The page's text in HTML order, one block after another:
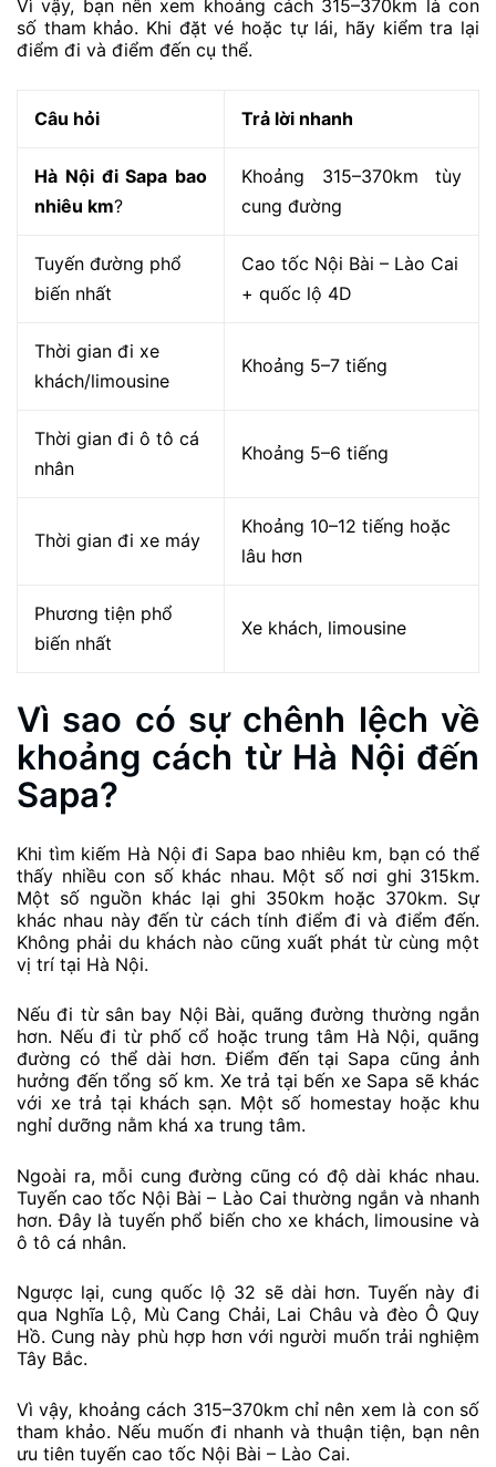
Vì vậy, bạn nên xem khoảng cách 315–370km là con
số tham khảo. Khi đặt vé hoặc tự lái, hãy kiểm tra lại
điểm đi và điểm đến cụ thể.
Câu hỏi Trả lời nhanh
Hà Nội đi Sapa bao
nhiêu km?
Khoảng 315–370km tùy
cung đường
Tuyến đường phổ
biến nhất
Cao tốc Nội Bài – Lào Cai
+ quốc lộ 4D
Thời gian đi xe
khách/limousine
Khoảng 5–7 tiếng
Thời gian đi ô tô cá
nhân
Khoảng 5–6 tiếng
Thời gian đi xe máy
Khoảng 10–12 tiếng hoặc
lâu hơn
Phương tiện phổ
biến nhất
Xe khách, limousine
Vì sao có sự chênh lệch về
khoảng cách từ Hà Nội đến
Sapa?
Khi tìm kiếm Hà Nội đi Sapa bao nhiêu km, bạn có thể
thấy nhiều con số khác nhau. Một số nơi ghi 315km.
Một số nguồn khác lại ghi 350km hoặc 370km. Sự
khác nhau này đến từ cách tính điểm đi và điểm đến.
Không phải du khách nào cũng xuất phát từ cùng một
vị trí tại Hà Nội.
Nếu đi từ sân bay Nội Bài, quãng đường thường ngắn
hơn. Nếu đi từ phố cổ hoặc trung tâm Hà Nội, quãng
đường có thể dài hơn. Điểm đến tại Sapa cũng ảnh
hưởng đến tổng số km. Xe trả tại bến xe Sapa sẽ khác
với xe trả tại khách sạn. Một số homestay hoặc khu
nghỉ dưỡng nằm khá xa trung tâm.
Ngoài ra, mỗi cung đường cũng có độ dài khác nhau.
Tuyến cao tốc Nội Bài – Lào Cai thường ngắn và nhanh
hơn. Đây là tuyến phổ biến cho xe khách, limousine và
ô tô cá nhân.
Ngược lại, cung quốc lộ 32 sẽ dài hơn. Tuyến này đi
qua Nghĩa Lộ, Mù Cang Chải, Lai Châu và đèo Ô Quy
Hồ. Cung này phù hợp hơn với người muốn trải nghiệm
Tây Bắc.
Vì vậy, khoảng cách 315–370km chỉ nên xem là con số
tham khảo. Nếu muốn đi nhanh và thuận tiện, bạn nên
ưu tiên tuyến cao tốc Nội Bài – Lào Cai.